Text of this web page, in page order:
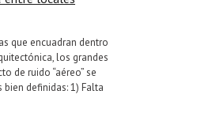
que encuadran dentro
los grandes
de ruido “aéreo” se
definidas: 1) Falta